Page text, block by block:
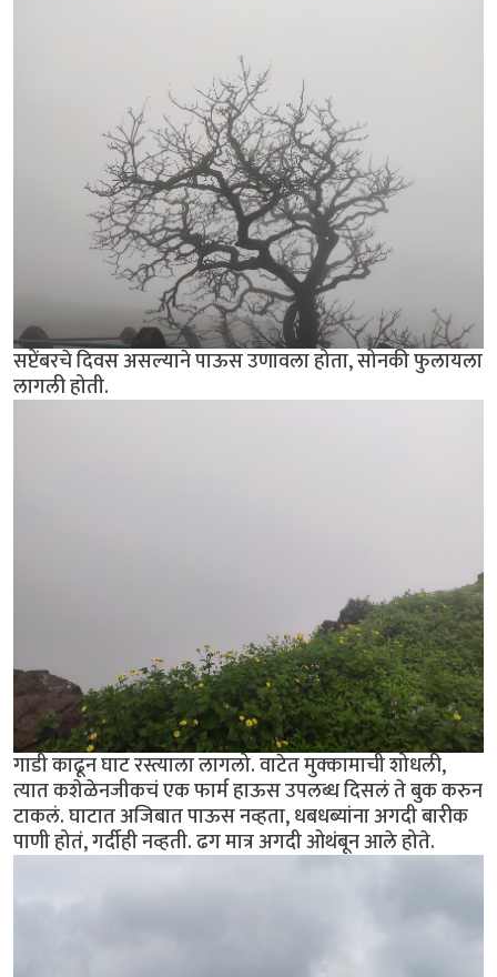
सप्टेंबरचे दिवस असल्याने पाऊस उणावला होता, सोनकी फुलायला
लागली होती.
गाडी काढून घाट रस्त्याला लागलो. वाटेत मुक्कामाची शोधली,
त्यात कशेळेनजीकचं एक फार्म हाऊस उपलब्ध दिसलं ते बुक करुन
टाकलं. घाटात अजिबात पाऊस नव्हता, धबधब्यांना अगदी बारीक
पाणी होतं, गर्दीही नव्हती. ढग मात्र अगदी ओथंबून आले होते.